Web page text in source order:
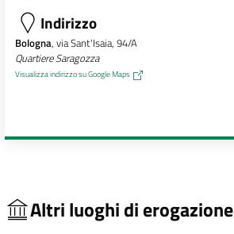
Indirizzo
Bologna, via Sant'Isaia, 94/A
Quartiere Saragozza
Visualizza indirizzo su Google Maps
Altri luoghi di erogazione